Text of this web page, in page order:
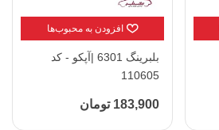
افزودن به محبوب‌ها
بلبرینگ 6301 |آپکو - کد
110605
183,900 تومان